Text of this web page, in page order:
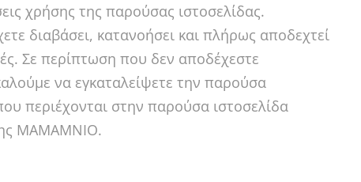
χρήσης της παρούσας ιστοσελίδας.
διαβάσει, κατανοήσει και πλήρως αποδεχτεί
Σε περίπτωση που δεν αποδέχεστε
να εγκαταλείψετε την παρούσα
περιέχονται στην παρούσα ιστοσελίδα
MAMAMNIO.